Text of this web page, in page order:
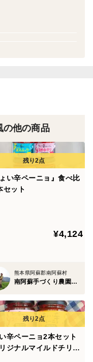
おいしい水が、おい
菜の風味を増しま
他の商品
ょい辛ペーニョ』食べ比
セット
¥4,124
熊本県阿蘇郡南阿蘇村
南阿蘇手づくり農園 菜の風
辛ペーニョ2本セット
リジナルマイルドチリ×